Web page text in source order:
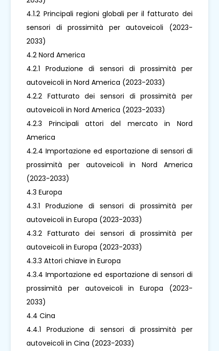
4.1.2 Principali regioni globali per il fatturato dei
sensori di prossimità per autoveicoli (2023-
2033)
4.2 Nord America
4.2.1 Produzione di sensori di prossimità per
autoveicoli in Nord America (2023-2033)
4.2.2 Fatturato dei sensori di prossimità per
autoveicoli in Nord America (2023-2033)
4.2.3 Principali attori del mercato in Nord
America
4.2.4 Importazione ed esportazione di sensori di
prossimità per autoveicoli in Nord America
(2023-2033)
4.3 Europa
4.3.1 Produzione di sensori di prossimità per
autoveicoli in Europa (2023-2033)
4.3.2 Fatturato dei sensori di prossimità per
autoveicoli in Europa (2023-2033)
4.3.3 Attori chiave in Europa
4.3.4 Importazione ed esportazione di sensori di
prossimità per autoveicoli in Europa (2023-
2033)
4.4 Cina
4.4.1 Produzione di sensori di prossimità per
autoveicoli in Cina (2023-2033)